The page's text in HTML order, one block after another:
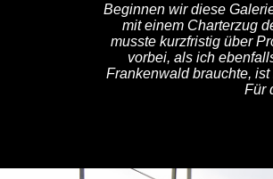
Beginnen wir diese
mit einem Charterzug
musste kurzfristig über
vorbei, als ich
Frankenwald brauchte,
Für